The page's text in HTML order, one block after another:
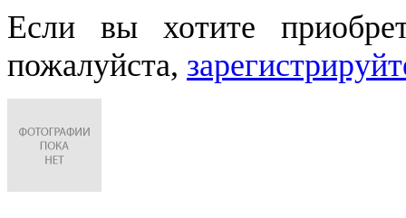
Если вы хотите
пожалуйста,